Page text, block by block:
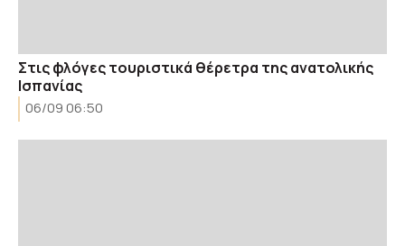
Στις φλόγες τουριστικά θέρετρα της ανατολικής
Ισπανίας
06/09 06:50